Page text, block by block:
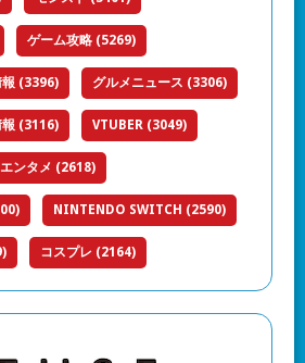
ゲーム攻略 (5269)
(3396) グルメニュース (3306)
(3116) VTUBER (3049)
エンタメ (2618)
NINTENDO SWITCH (2590)
コスプレ (2164)